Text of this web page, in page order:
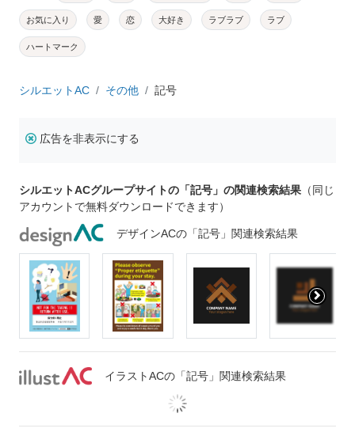
お気に入り 愛 恋 大好き ラブラブ ラブ
ハートマーク
シルエットAC その他 記号
広告を非表示にする
シルエットACグループサイトの「記号」の関連検索結果 （同じ
アカウントで無料ダウンロードできます）
デザインACの「記号」関連検索結果
イラストACの「記号」関連検索結果